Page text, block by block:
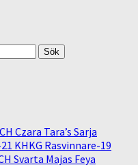
Czara Tara’s Sarja
KHKG Rasvinnare-19
Svarta Majas Feya